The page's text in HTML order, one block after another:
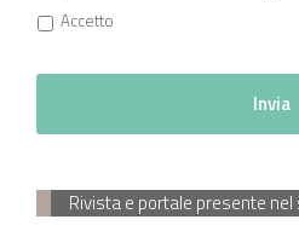
Accetto
Rivista e portale presente